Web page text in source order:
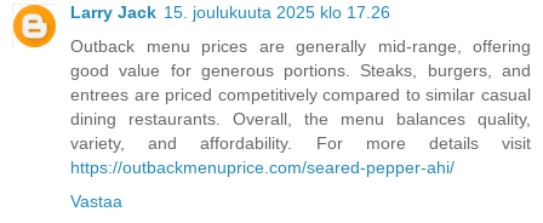
Larry Jack 15. joulukuuta 2025 klo 17.26
Outback menu prices are generally mid-range, offering
good value for generous portions. Steaks, burgers, and
entrees are priced competitively compared to similar casual
dining restaurants. Overall, the menu balances quality,
variety, and affordability. For more details visit
https://outbackmenuprice.com/seared-pepper-ahi/
Vastaa